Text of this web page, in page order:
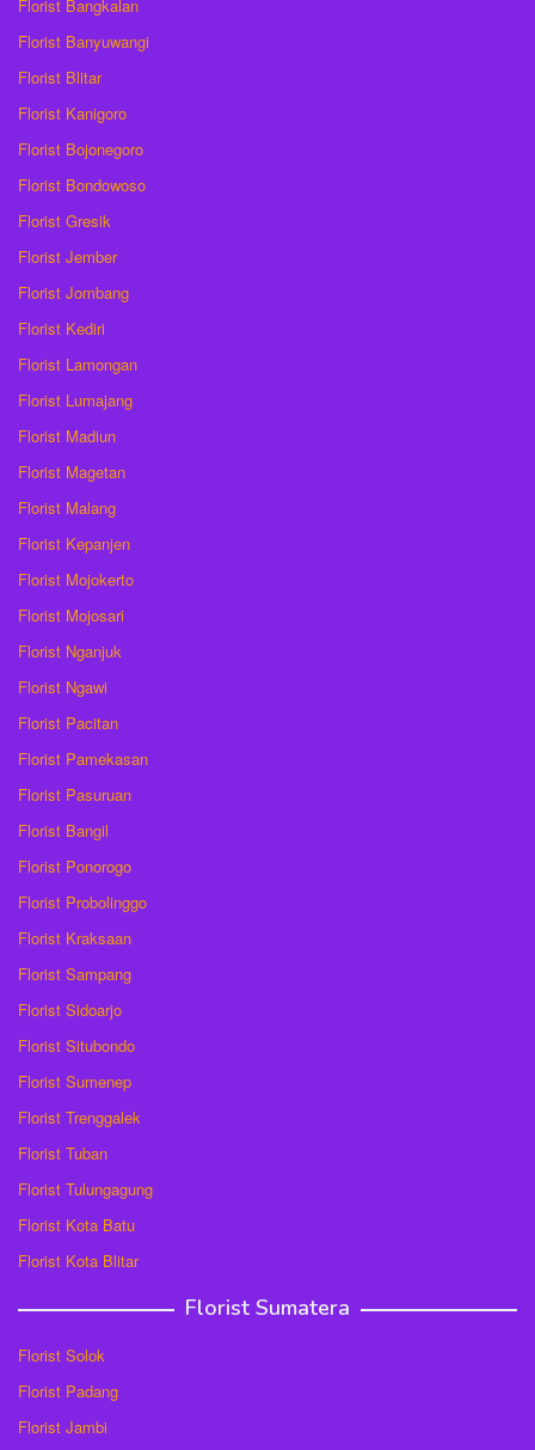
Florist Bangkalan
Florist Banyuwangi
Florist Blitar
Florist Kanigoro
Florist Bojonegoro
Florist Bondowoso
Florist Gresik
Florist Jember
Florist Jombang
Florist Kediri
Florist Lamongan
Florist Lumajang
Florist Madiun
Florist Magetan
Florist Malang
Florist Kepanjen
Florist Mojokerto
Florist Mojosari
Florist Nganjuk
Florist Ngawi
Florist Pacitan
Florist Pamekasan
Florist Pasuruan
Florist Bangil
Florist Ponorogo
Florist Probolinggo
Florist Kraksaan
Florist Sampang
Florist Sidoarjo
Florist Situbondo
Florist Sumenep
Florist Trenggalek
Florist Tuban
Florist Tulungagung
Florist Kota Batu
Florist Kota Blitar
Florist Sumatera
Florist Solok
Florist Padang
Florist Jambi